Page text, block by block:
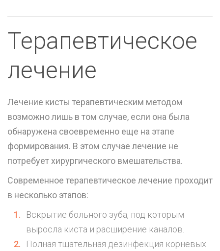
Терапевтическое
лечение
Лечение кисты терапевтическим методом
возможно лишь в том случае, если она была
обнаружена своевременно еще на этапе
формирования. В этом случае лечение не
потребует хирургического вмешательства.
Современное терапевтическое лечение проходит
в несколько этапов:
Вскрытие больного зуба, под которым
выросла киста и расширение каналов.
Полная тщательная дезинфекция корневых